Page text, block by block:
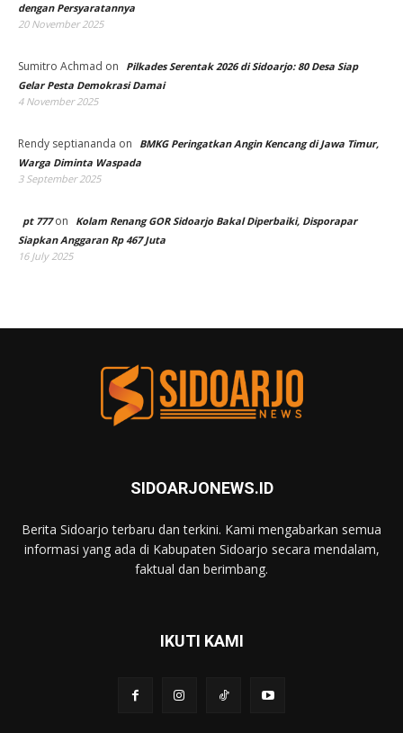
dengan Persyaratannya
20 November 2025
Sumitro Achmad on
Pilkades Serentak 2026 di Sidoarjo: 80 Desa Siap
Gelar Pesta Demokrasi Damai
4 November 2025
Rendy septiananda on
BMKG Peringatkan Angin Kencang di Jawa Timur,
Warga Diminta Waspada
3 September 2025
pt 777on
Kolam Renang GOR Sidoarjo Bakal Diperbaiki, Disporapar
Siapkan Anggaran Rp 467 Juta
16 July 2025
SIDOARJONEWS.ID
Berita Sidoarjo terbaru dan terkini. Kami mengabarkan semua
informasi yang ada di Kabupaten Sidoarjo secara mendalam,
faktual dan berimbang.
IKUTI KAMI